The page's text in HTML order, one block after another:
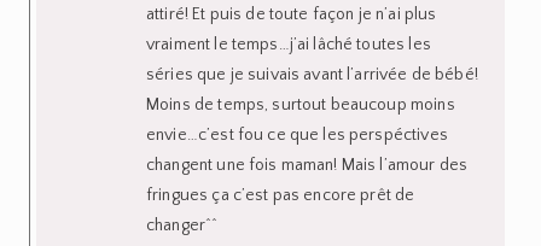
attiré! Et puis de toute façon je n’ai plus
vraiment le temps…j’ai lâché toutes les
séries que je suivais avant l’arrivée de bébé!
Moins de temps, surtout beaucoup moins
envie…c’est fou ce que les perspéctives
changent une fois maman! Mais l’amour des
fringues ça c’est pas encore prêt de
changer^^